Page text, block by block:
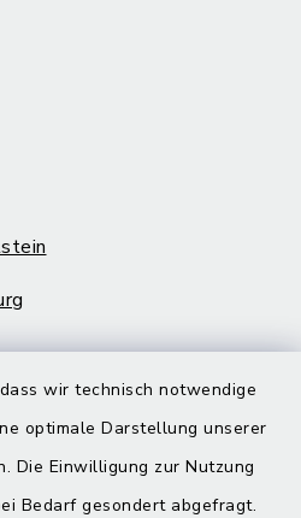
wir technisch notwendige
optimale Darstellung unserer
Die Einwilligung zur Nutzung
Bedarf gesondert abgefragt.